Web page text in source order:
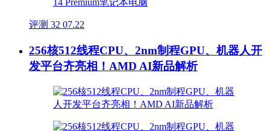
评测 32 07.22
256核512线程CPU、2nm制程GPU、机器人开
发平台齐亮相！AMD AI新品解析